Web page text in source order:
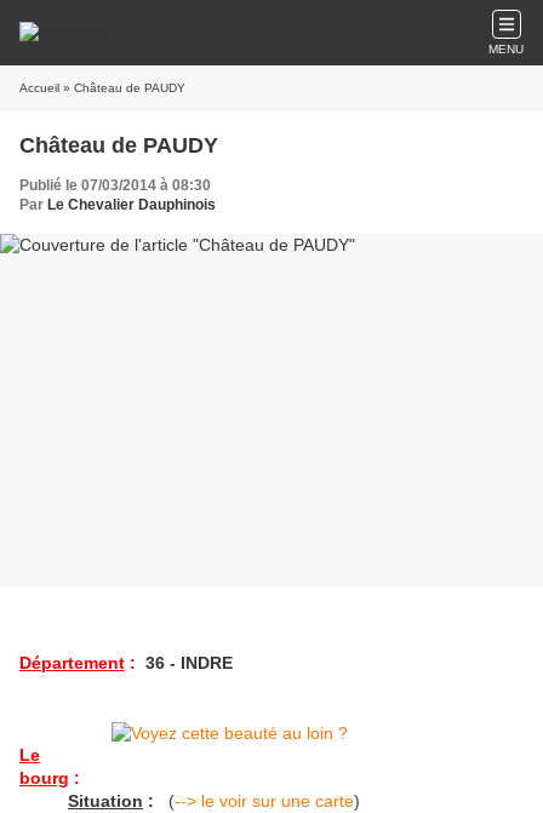
MENU
Accueil » Château de PAUDY
Château de PAUDY
Publié le 07/03/2014 à 08:30
Par Le Chevalier Dauphinois
Département : 36 - INDRE
Le
bourg :
Situation : (--> le voir sur une carte)